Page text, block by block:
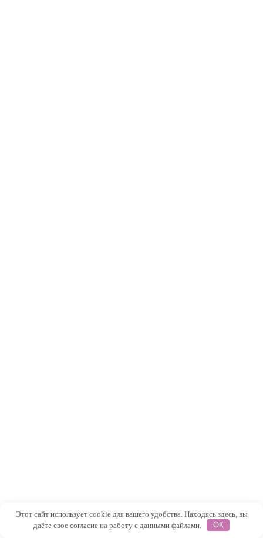
Этот сайт использует cookie для вашего удобства. Находясь здесь, вы
даёте свое согласие на работу с данными файлами.
ОК